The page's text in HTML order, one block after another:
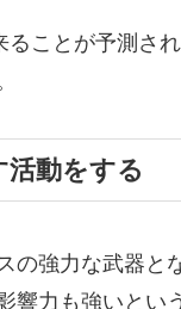
ことが予測さ
動をする
の強力な武器と
響力も強いと